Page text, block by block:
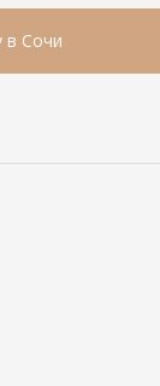
в Сочи